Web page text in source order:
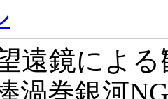
遠鏡によ
渦巻銀河